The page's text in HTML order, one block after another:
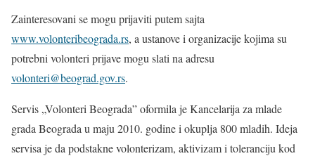
Zainteresovani se mogu prijaviti putem sajta
www.volonteribeograda.rs, a ustanove i organizacije kojima su
potrebni volonteri prijave mogu slati na adresu
volonteri@beograd.gov.rs.
Servis „Volonteri Beograda” oformila je Kancelarija za mlade
grada Beograda u maju 2010. godine i okuplja 800 mladih. Ideja
servisa je da podstakne volonterizam, aktivizam i toleranciju kod